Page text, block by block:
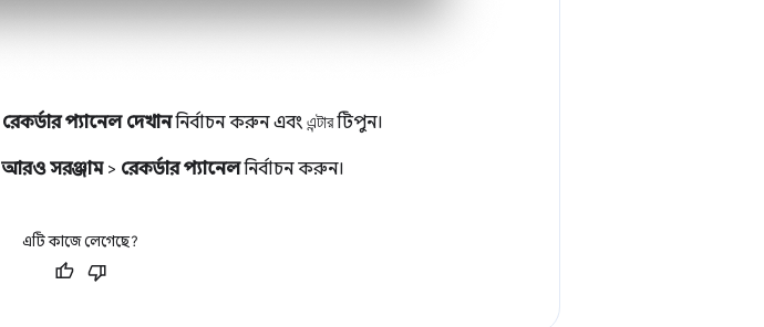
রেকর্ডার প্যানেল দেখাননির্বাচন করুন এবং এন্টারটিপুন।
আরও সরঞ্জাম> রেকর্ডার প্যানেলনির্বাচন করুন।
এটি কাজে লেগেছে?